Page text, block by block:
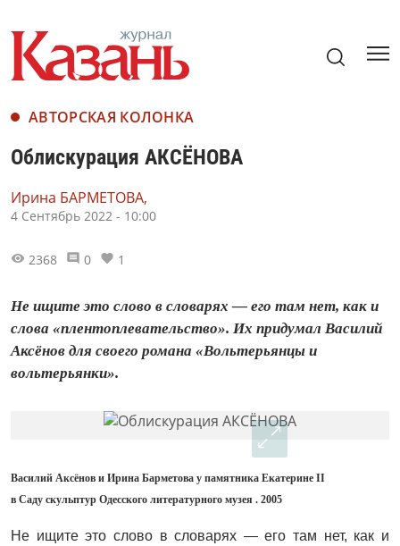
АВТОРСКАЯ КОЛОНКА
Облискурация АКСЁНОВА
Ирина БАРМЕТОВА,
4 Сентябрь 2022 - 10:00
2368 0 1
Не ищите это слово в словарях — его там нет, как и
слова «плентоплевательство». Их придумал Василий
Аксёнов для своего романа «Вольтерьянцы и
вольтерь­янки».
Василий Аксёнов и Ирина Барметова у памятника Екатерине II
в Саду скульптур Одесского литературного музея . 2005
Не ищите это слово в словарях — его там нет, как и